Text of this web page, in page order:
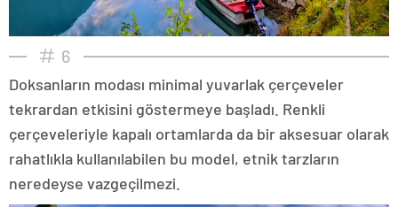
6
Doksanların modası minimal yuvarlak çerçeveler
tekrardan etkisini göstermeye başladı. Renkli
çerçeveleriyle kapalı ortamlarda da bir aksesuar olarak
rahatlıkla kullanılabilen bu model, etnik tarzların
neredeyse vazgeçilmezi.